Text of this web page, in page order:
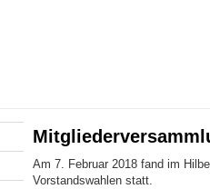
Am 7. Februar 2018 fand im
Vorstandswahlen statt.